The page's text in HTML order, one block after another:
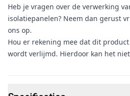
Heb je vragen over de verwerking
isolatiepanelen? Neem dan gerust
ons op.
Hou er rekening mee dat dit
wordt verlijmd. Hierdoor kan het